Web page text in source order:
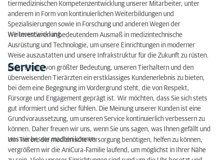
tiermedizinischen Kompetenzentwicklung unserer Mitarbeiter, unter
anderem in Form von kontinuierlichen Weiterbildungen und
Spezialisierungen sowie in Forschung und anderen Wegen der
Weiterentwicklung.
Wir investieren in bedeutendem Ausmaß in medizintechnische
Ausrüstung und Technologie, um unsere Einrichtungen in moderner
Weise auszustatten und unsere Infrakstruktur für die Zukunft zu rüsten.
Service
Es ist für uns von größter Bedeutung, unseren Tierhaltern und den
überweisenden Tierärzten ein erstklassiges Kundenerlebnis zu bieten,
bei dem eine Begegnung im Vordergrund steht, die von Respekt,
Fürsorge und Engagement geprägt ist. Wir möchten, dass Sie sich stets
gut informiert und sicher fühlen. Die Meinung unserer Kunden ist eine
Grundvoraussetzung, um unseren Service kontinuierlich verbessern zu
können. Daher freuen wir uns, wenn Sie uns sagen, was Ihnen gefällt und
was wir besser machen können.
Um Tieren, die medizinische Versorgung benötigen, helfen zu können,
vergrößern wir die AniCura-Familie laufend, um möglichst in Ihrer Nähe